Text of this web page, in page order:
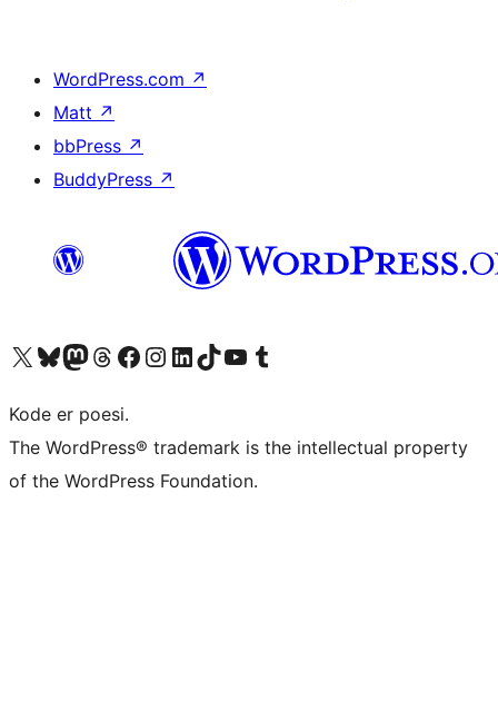
WordPress.com ↗
Matt ↗
bbPress ↗
BuddyPress ↗
Besøg vores X (tidligere Twitter) konto
Besøg vores Bluesky-konto
Besøg vores Mastodon konto
Besøg vores Threads-konto
Besøg vores Facebook sideBesøg vores Instagram konto
Besøg vores LinkedIn konto
Besøg vores TikTok-konto
Besøg vores YouTube-kanalBesøg vores Tumblr-konto
Kode er poesi.
The WordPress® trademark is the intellectual property
of the WordPress Foundation.